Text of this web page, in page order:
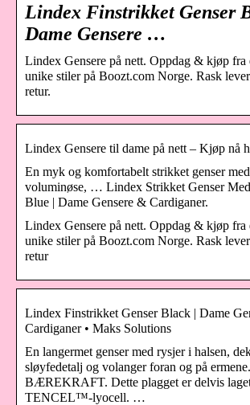
Lindex Finstrikket Genser
Dame Gensere …
Lindex Gensere på nett. Oppdag & kjøp fra
unike stiler på Boozt.com Norge. Rask
retur.
Lindex Gensere til dame på nett – Kjøp nå
En myk og komfortabelt strikket genser
voluminøse, … Lindex Strikket Genser
Blue | Dame Gensere & Cardiganer.
Lindex Gensere på nett. Oppdag & kjøp fra
unike stiler på Boozt.com Norge. Rask
retur
Lindex Finstrikket Genser Black | Dame
Cardiganer • Maks Solutions
En langermet genser med rysjer i halsen,
sløyfedetalj og volanger foran og på ermene.
BÆREKRAFT. Dette plagget er delvis
TENCEL™-lyocell. …